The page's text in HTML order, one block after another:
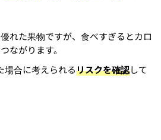
れた果物ですが、食べすぎるとカロ
ながります。
場合に考えられるリスクを確認して